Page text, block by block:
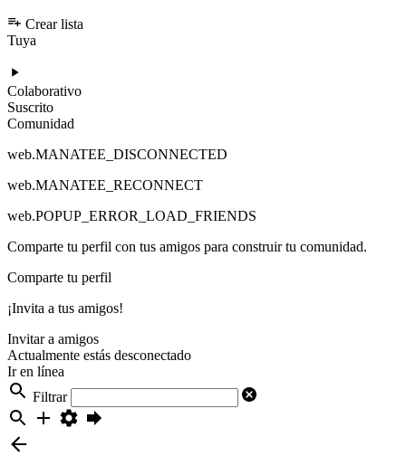
Crear lista
Tuya
Colaborativo
Suscrito
Comunidad
web.MANATEE_DISCONNECTED
web.MANATEE_RECONNECT
web.POPUP_ERROR_LOAD_FRIENDS
Comparte tu perfil con tus amigos para construir tu comunidad.
Comparte tu perfil
¡Invita a tus amigos!
Invitar a amigos
Actualmente estás desconectado
Ir en línea
Filtrar